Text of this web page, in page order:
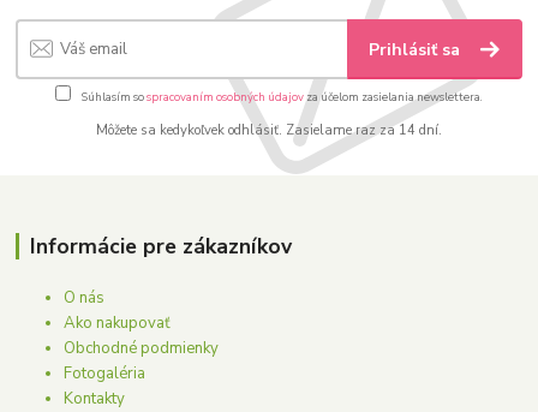
Prihlásiť sa
Súhlasím sospracovaním osobných údajov za účelom zasielania newslettera.
Môžete sa kedykoľvek odhlásiť. Zasielame raz za 14 dní.
Informácie pre zákazníkov
O nás
Ako nakupovať
Obchodné podmienky
Fotogaléria
Kontakty